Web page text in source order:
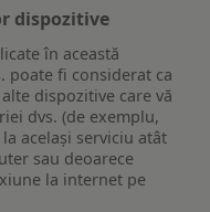
dispozitive
în această
poate fi considerat ca
dispozitive care vă
dvs. (de exemplu,
același serviciu atât
sau deoarece
la internet pe